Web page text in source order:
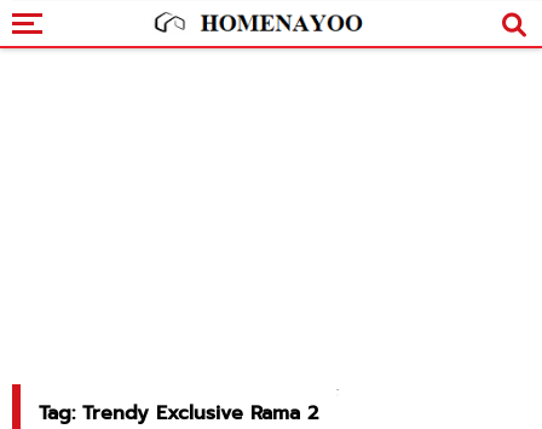
Tag: Trendy Exclusive Rama 2